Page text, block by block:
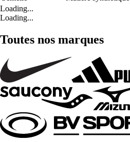
Loading...
Loading...
Toutes nos marques